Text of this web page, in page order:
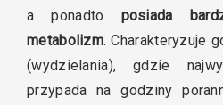
a ponadto posiada
metabolizm. Charakteryzuje
(wydzielania), gdzie
przypada na godziny